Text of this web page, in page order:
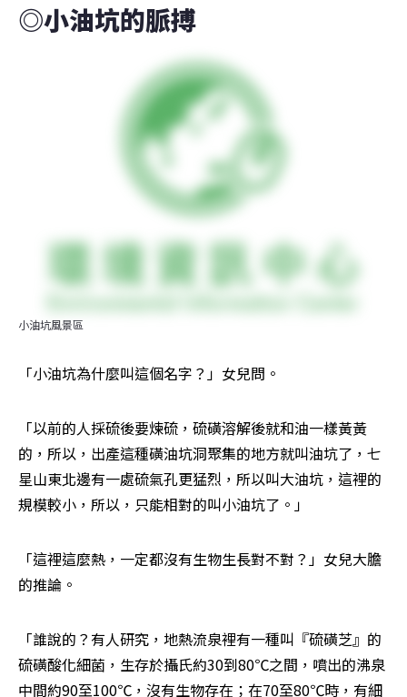
◎小油坑的脈搏
小油坑風景區
「小油坑為什麼叫這個名字？」女兒問。
「以前的人採硫後要煉硫，硫磺溶解後就和油一樣黃黃
的，所以，出產這種磺油坑洞聚集的地方就叫油坑了，七
星山東北邊有一處硫氣孔更猛烈，所以叫大油坑，這裡的
規模較小，所以，只能相對的叫小油坑了。」
「這裡這麼熱，一定都沒有生物生長對不對？」女兒大膽
的推論。
「誰說的？有人研究，地熱流泉裡有一種叫『硫磺芝』的
硫磺酸化細菌，生存於攝氏約30到80℃之間，噴出的沸泉
中間約90至100℃，沒有生物存在；在70至80℃時，有細